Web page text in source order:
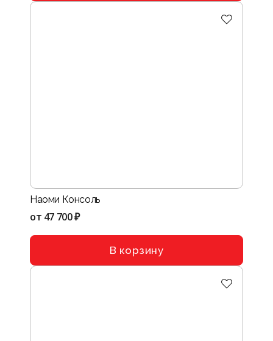
Наоми Консоль
от 47 700 ₽
В корзину